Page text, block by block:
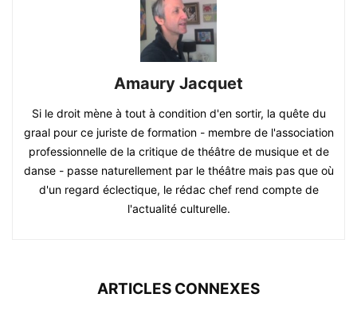
Amaury Jacquet
Si le droit mène à tout à condition d'en sortir, la quête du
graal pour ce juriste de formation - membre de l'association
professionnelle de la critique de théâtre de musique et de
danse - passe naturellement par le théâtre mais pas que où
d'un regard éclectique, le rédac chef rend compte de
l'actualité culturelle.
ARTICLES CONNEXES